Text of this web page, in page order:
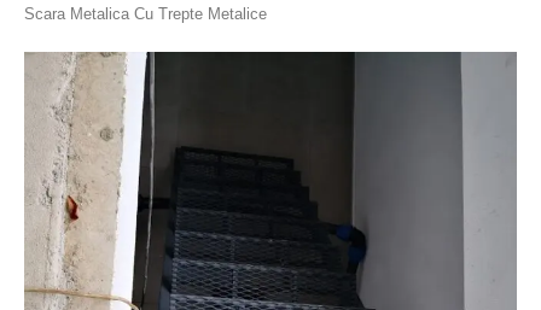
Scara Metalica Cu Trepte Metalice